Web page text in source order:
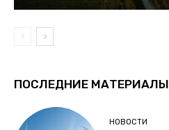
ПОСЛЕДНИЕ МАТЕРИАЛЫ
НОВОСТИ